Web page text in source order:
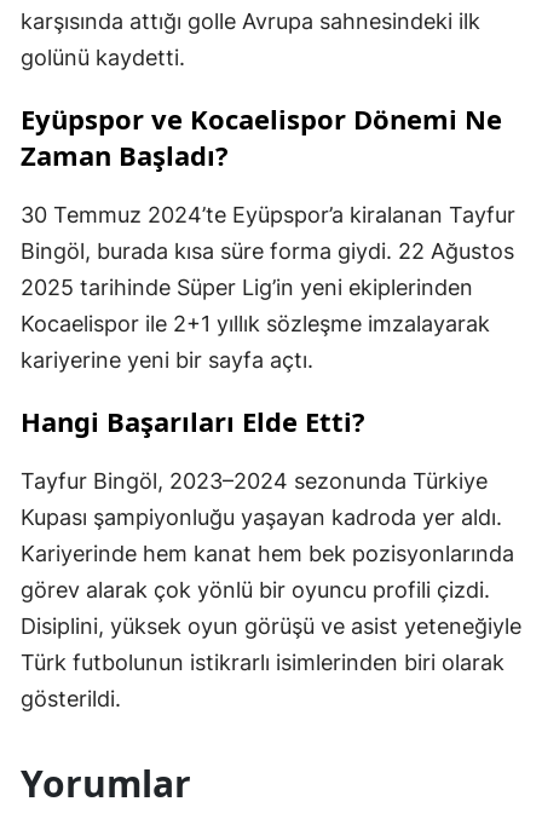
karşısında attığı golle Avrupa sahnesindeki ilk
golünü kaydetti.
Eyüpspor ve Kocaelispor Dönemi Ne
Zaman Başladı?
30 Temmuz 2024’te Eyüpspor’a kiralanan Tayfur
Bingöl, burada kısa süre forma giydi. 22 Ağustos
2025 tarihinde Süper Lig’in yeni ekiplerinden
Kocaelispor ile 2+1 yıllık sözleşme imzalayarak
kariyerine yeni bir sayfa açtı.
Hangi Başarıları Elde Etti?
Tayfur Bingöl, 2023–2024 sezonunda Türkiye
Kupası şampiyonluğu yaşayan kadroda yer aldı.
Kariyerinde hem kanat hem bek pozisyonlarında
görev alarak çok yönlü bir oyuncu profili çizdi.
Disiplini, yüksek oyun görüşü ve asist yeteneğiyle
Türk futbolunun istikrarlı isimlerinden biri olarak
gösterildi.
Yorumlar